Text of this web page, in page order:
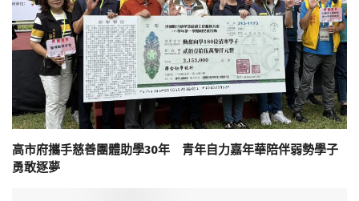
高市府攜手慈善團體助學30年 青年自力嘉年華陪伴弱勢學子
勇敢逐夢